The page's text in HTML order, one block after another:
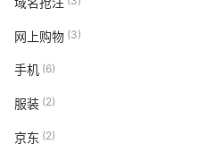
网上购物(3)
手机 (6)
服装(2)
京东 (2)